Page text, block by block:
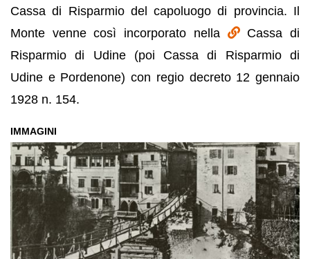
Cassa di Risparmio del capoluogo di provincia. Il
Monte venne così incorporato nella
Cassa di
Risparmio di Udine (poi Cassa di Risparmio di
Udine e Pordenone) con regio decreto 12 gennaio
1928 n. 154.
IMMAGINI